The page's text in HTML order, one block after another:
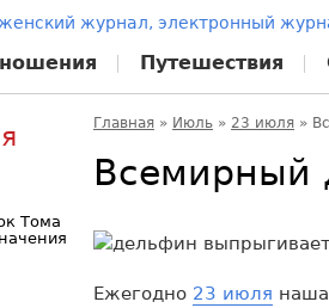
Путешествия
Главная » Июль » 23 июля »
Всемирный
Ежегодно 23 июля
Тома